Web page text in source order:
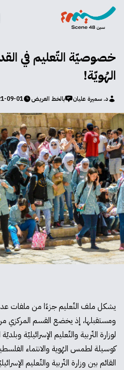
خصوصيّة التّعليم في
الهُويّة!
د. سميرة عليان بالخط العريض 09-01
يشكل ملف التّعليم جزءًا من ملفات
ومستقبلها، إذ يخضع القسم المركزي
لوزارة التّربية والتّعليم الإسرائيليّة
كوسيلة لطمس الهُوية والانتماء
القائم بين وزارة التّربية والتّعليم